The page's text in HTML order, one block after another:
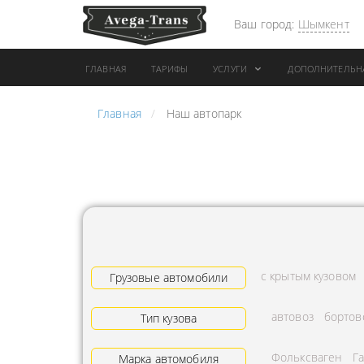
Ваш город: Шымкент
ГЛАВНАЯ ТАРИФЫ УСЛУГИ
АРЕНДА АВТОБУСА
ГРУЗОВАЯ ТЕХНИКА
ПЕРЕВОЗКА ТРУБ
АРЕНДА БУЛЬДОЗЕРА
Главная Наш автопарк
Грузовые автомобили с крытым кузовом
Тип кузова автовоз
Марка автомобиля Фольксваген